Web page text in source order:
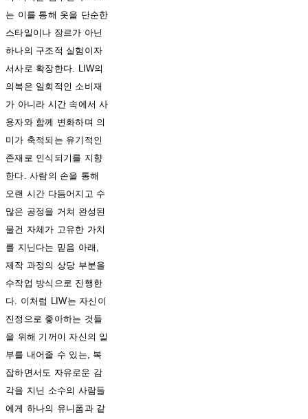
는 이를 통해 옷을 단순한
스타일이나 장르가 아닌
하나의 구조적 실험이자
서사로 확장한다. LIW의
의복은 일회적인 소비재
가 아니라 시간 속에서 사
용자와 함께 변화하며 의
미가 축적되는 유기적인
존재로 인식되기를 지향
한다. 사람의 손을 통해
오랜 시간 다듬어지고 수
많은 공정을 거쳐 완성된
물건 자체가 고유한 가치
를 지닌다는 믿음 아래,
제작 과정의 상당 부분을
수작업 방식으로 진행한
다. 이처럼 LIW는 자신이
진정으로 좋아하는 것들
을 위해 기꺼이 자신의 일
부를 내어줄 수 있는, 복
잡하면서도 자유로운 감
각을 지닌 소수의 사람들
에게 하나의 유니폼과 같